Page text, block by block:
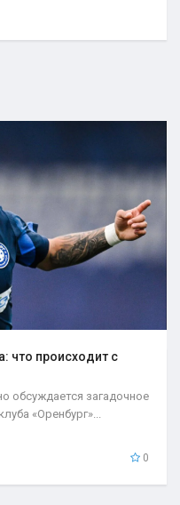
что происходит с
обсуждается загадочное
«Оренбург»...
0